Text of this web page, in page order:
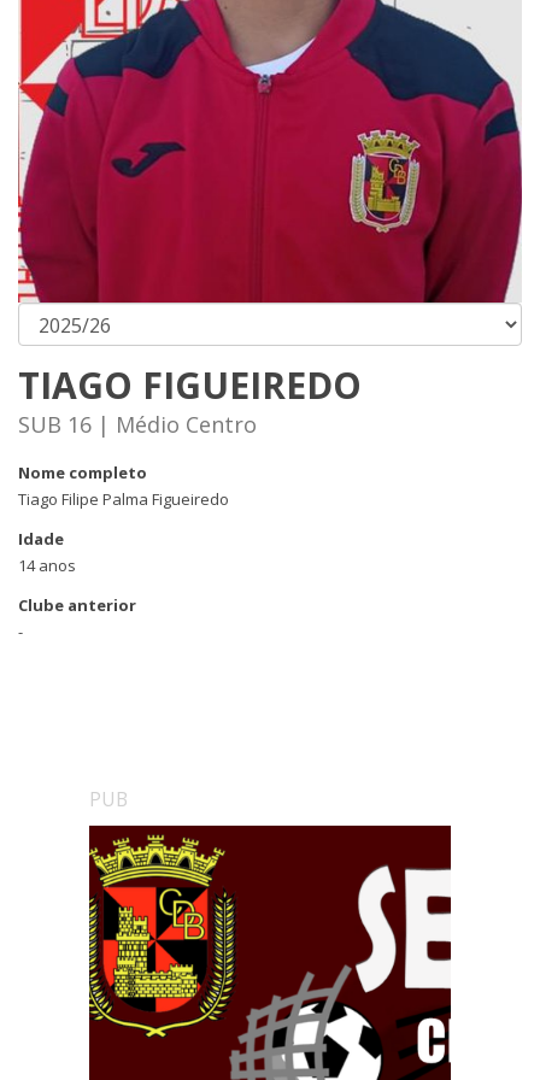
TIAGO FIGUEIREDO
SUB 16 | Médio Centro
Nome completo
Tiago Filipe Palma Figueiredo
Idade
14 anos
Clube anterior
-
PUB